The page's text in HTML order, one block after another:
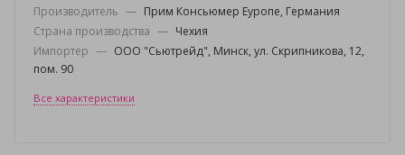
Производитель — Прим Консьюмер Еуропе, Германия
Страна производства — Чехия
Импортер — ООО "Сьютрейд", Минск, ул. Скрипникова, 12,
пом. 90
Все характеристики